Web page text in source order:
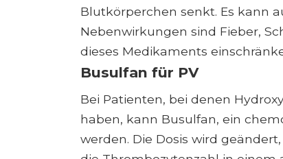
Blutkörperchen senkt. Es kann
Nebenwirkungen sind Fieber,
dieses Medikaments
Busulfan für PV
Bei Patienten, bei denen
haben, kann Busulfan, ein
werden. Die Dosis wird